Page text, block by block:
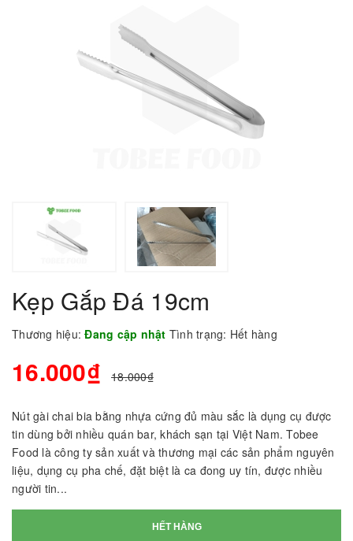
Kẹp Gắp Đá 19cm
Thương hiệu: Đang cập nhật Tình trạng: Hết hàng
16.000₫ 18.000₫
Nút gài chai bia bằng nhựa cứng đủ màu sắc là dụng cụ được
tin dùng bởi nhiều quán bar, khách sạn tại Việt Nam. Tobee
Food là công ty sản xuất và thương mại các sản phẩm nguyên
liệu, dụng cụ pha chế, đặt biệt là ca đong uy tín, được nhiều
người tin...
HẾT HÀNG